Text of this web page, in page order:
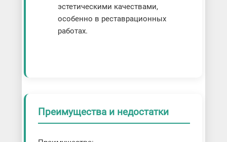
эстетическими качествами,
особенно в реставрационных
работах.
Преимущества и недостатки